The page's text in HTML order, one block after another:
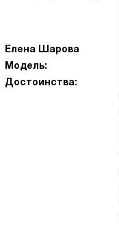
Елена Шарова
Модель:
Достоинства: